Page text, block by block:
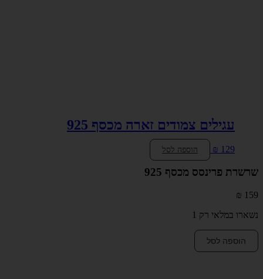
עגילים צמודים זארה מכסף 925
₪ 129 הוספה לסל
שרשרת פרינסס מכסף 925
₪ 159
נשארו במלאי רק 1
כמות
שרשרת
הוספה לסל